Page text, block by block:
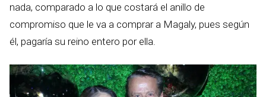
nada, comparado a lo que costará el anillo de
compromiso que le va a comprar a Magaly, pues según
él, pagaría su reino entero por ella.